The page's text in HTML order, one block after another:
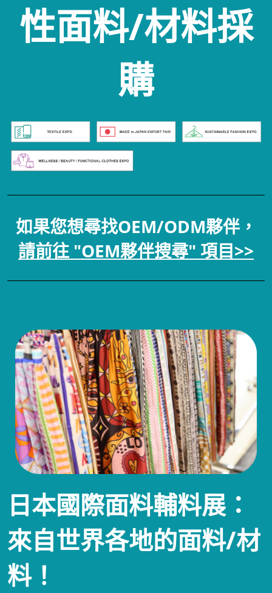
性面料/材料採
購
如果您想尋找OEM/ODM夥伴，
請前往 "OEM夥伴搜尋" 項目>>
日本國際面料輔料展：
來自世界各地的面料/材
料！